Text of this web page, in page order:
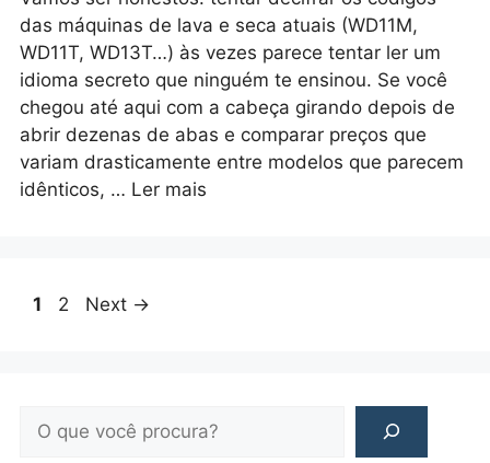
das máquinas de lava e seca atuais (WD11M,
WD11T, WD13T…) às vezes parece tentar ler um
idioma secreto que ninguém te ensinou. Se você
chegou até aqui com a cabeça girando depois de
abrir dezenas de abas e comparar preços que
variam drasticamente entre modelos que parecem
idênticos, … Ler mais
Page
1 Page
2 Next →